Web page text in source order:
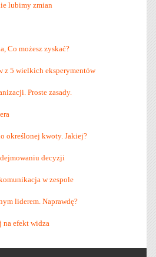
lubimy zmian
Co możesz zyskać?
z 5 wielkich eksperymentów
Proste zasady.
określonej kwoty. Jakiej?
decyzji
w zespole
liderem. Naprawdę?
na efekt widza